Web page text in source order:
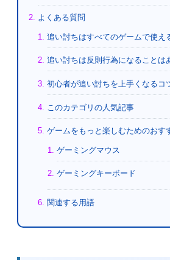
よくある質問
追い討ちはすべてのゲームで使え
追い討ちは反則行為になることは
初心者が追い討ちを上手くなるコ
このカテゴリの人気記事
ゲームをもっと楽しむためのおす
ゲーミングマウス
ゲーミングキーボード
関連する用語